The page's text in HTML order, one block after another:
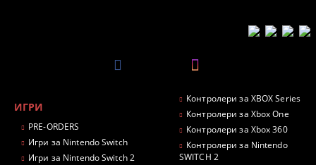
ИГРИ
PRE-ORDERS
Игри за Nintendo Switch
Игри за Nintendo Switch 2
Контролери за XBOX Series
Контролери за Xbox One
Контролери за Xbox 360
Контролери за Nintendo
SWITCH 2